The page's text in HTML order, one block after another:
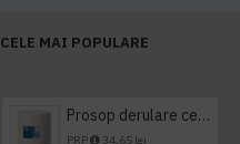
CELE MAI POPULARE
Prosop derulare centrala 1 pliu, 300 m Tork
PRP 34,65 lei